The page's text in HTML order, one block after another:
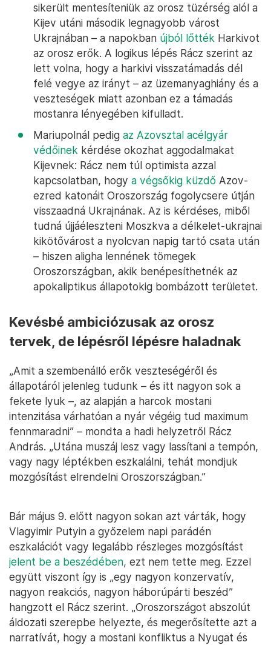
sikerült mentesíteniük az orosz tüzérség alól a
Kijev utáni második legnagyobb várost
Ukrajnában – a napokban újból lőtték Harkivot
az orosz erők. A logikus lépés Rácz szerint az
lett volna, hogy a harkivi visszatámadás dél
felé vegye az irányt – az üzemanyaghiány és a
veszteségek miatt azonban ez a támadás
mostanra lényegében kifulladt.
Mariupolnál pedig az Azovsztal acélgyár
védőinek kérdése okozhat aggodalmakat
Kijevnek: Rácz nem túl optimista azzal
kapcsolatban, hogy a végsőkig küzdő Azov-
ezred katonáit Oroszország fogolycsere útján
visszaadná Ukrajnának. Az is kérdéses, miből
tudná újjáéleszteni Moszkva a délkelet-ukrajnai
kikötővárost a nyolcvan napig tartó csata után
– hiszen aligha lennének tömegek
Oroszországban, akik benépesíthetnék az
apokaliptikus állapotokig bombázott területet.
Kevésbé ambiciózusak az orosz
tervek, de lépésről lépésre haladnak
„Amit a szembenálló erők veszteségéről és
állapotáról jelenleg tudunk – és itt nagyon sok a
fekete lyuk –, az alapján a harcok mostani
intenzitása várhatóan a nyár végéig tud maximum
fennmaradni” – mondta a hadi helyzetről Rácz
András. „Utána muszáj lesz vagy lassítani a tempón,
vagy nagy léptékben eszkalálni, tehát mondjuk
mozgósítást elrendelni Oroszországban.”
Bár május 9. előtt nagyon sokan azt várták, hogy
Vlagyimir Putyin a győzelem napi parádén
eszkalációt vagy legalább részleges mozgósítást
jelent be a beszédében, ezt nem tette meg. Ezzel
együtt viszont így is „egy nagyon konzervatív,
nagyon reakciós, nagyon háborúpárti beszéd”
hangzott el Rácz szerint. „Oroszországot abszolút
áldozati szerepbe helyezte, és megerősítette azt a
narratívát, hogy a mostani konfliktus a Nyugat és